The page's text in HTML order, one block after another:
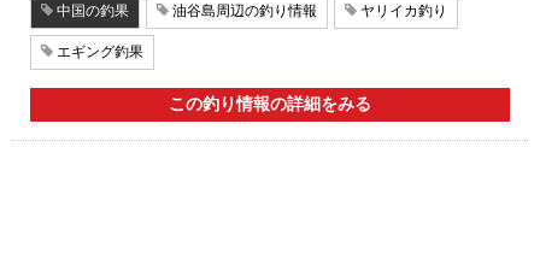
中国の釣果 油谷島周辺の釣り情報 ヤリイカ釣り
エギング釣果
この釣り情報の詳細をみる